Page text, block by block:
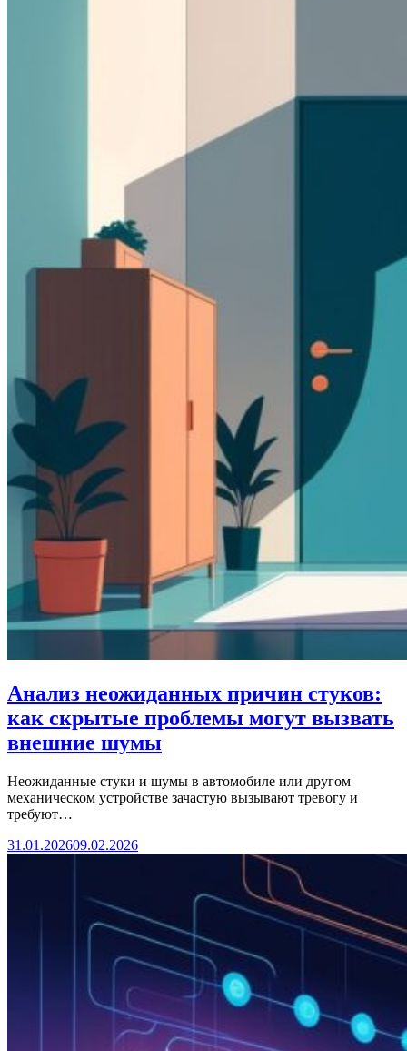
Анализ неожиданных причин стуков:
как скрытые проблемы могут вызвать
внешние шумы
Неожиданные стуки и шумы в автомобиле или другом
механическом устройстве зачастую вызывают тревогу и
требуют…
31.01.202609.02.2026